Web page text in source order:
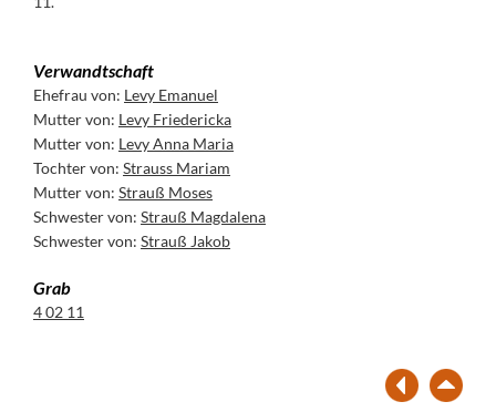
Verwandtschaft
Ehefrau von: Levy Emanuel
Mutter von: Levy Friedericka
Mutter von: Levy Anna Maria
Tochter von: Strauss Mariam
Mutter von: Strauß Moses
Schwester von: Strauß Magdalena
Schwester von: Strauß Jakob
Grab
4 02 11